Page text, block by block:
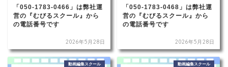
「050-1783-0466」は弊社運
営の『むびるスクール』から
の電話番号です
2026年5月28日
「050-1783-0468」は弊社運
営の『むびるスクール』から
の電話番号です
2026年5月28日
動画編集スクール 動画編集スクール